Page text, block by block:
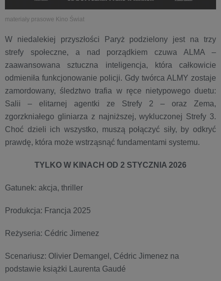
materiały prasowe Kino Świat
W niedalekiej przyszłości Paryż podzielony jest na trzy
strefy społeczne, a nad porządkiem czuwa ALMA –
zaawansowana sztuczna inteligencja, która całkowicie
odmieniła funkcjonowanie policji. Gdy twórca ALMY zostaje
zamordowany, śledztwo trafia w ręce nietypowego duetu:
Salii – elitarnej agentki ze Strefy 2 – oraz Zema,
zgorzkniałego gliniarza z najniższej, wykluczonej Strefy 3.
Choć dzieli ich wszystko, muszą połączyć siły, by odkryć
prawdę, która może wstrząsnąć fundamentami systemu.
TYLKO W KINACH OD 2 STYCZNIA 2026
Gatunek: akcja, thriller
Produkcja: Francja 2025
Reżyseria: Cédric Jimenez
Scenariusz: Olivier Demangel, Cédric Jimenez na
podstawie książki Laurenta Gaudé